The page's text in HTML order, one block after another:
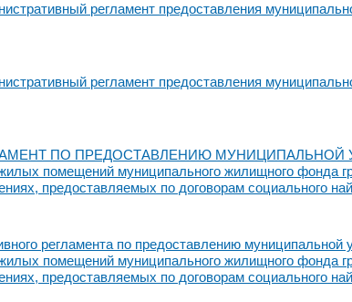
регламент предоставления
регламент предоставления
ПО ПРЕДОСТАВЛЕНИЮ МУНИЦИПАЛЬНОЙ
помещений муниципального жилищного фонда
предоставляемых по договорам социального
регламента по предоставлению
помещений муниципального жилищного фонда
предоставляемых по договорам социального